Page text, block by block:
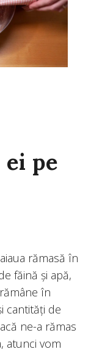
pe
rămasă în
făină și apă,
în
cantități de
ne-a rămas
atunci vom